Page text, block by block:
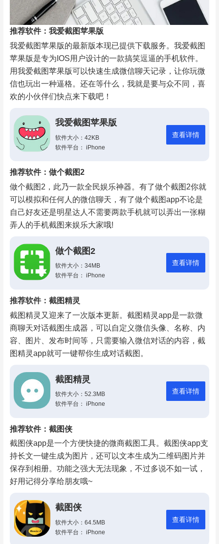
推荐软件：我爱截图苹果版
我爱截图苹果版的最新版本现已提供下载服务。我爱截图
苹果版是专为IOS用户设计的一款搞笑逗逼的手机软件。
用我爱截图苹果版可以快速生成微信聊天记录，让你玩微
信也玩出一种逼格。还在等什么，我就是要与众不同，喜
欢的小伙伴们快点来下载吧！
我爱截图苹果版
软件大小：42KB
软件平台： iPhone
查看详情
推荐软件：做个截图2
做个截图2，此乃一款全民娱乐神器。有了做个截图2你就
可以模拟和任何人的微信聊天，有了做个截图app不论是
自己好友还是明星达人不需要两款手机就可以弄出一张糊
弄人的手机截图来娱乐大家哦!
做个截图2
软件大小：34MB
软件平台： iPhone
查看详情
推荐软件：截图精灵
截图精灵又迎来了一次版本更新。截图精灵app是一款微
商聊天对话截图生成器，可以自定义微信头像、名称、内
容、图片、发布时间等，只需要输入微信对话的内容，截
图精灵app就可一键帮你生成对话截图。
截图精灵
软件大小：52.3MB
软件平台： iPhone
查看详情
推荐软件：截图侠
截图侠app是一个方便快捷的微商截图工具。截图侠app支
持长文一键生成为图片，还可以文本生成为二维码图片并
保存到相册。功能之强大无法现象，不过多说不如一试，
好用记得分享给朋友哦~
截图侠
软件大小：64.5MB
软件平台： iPhone
查看详情